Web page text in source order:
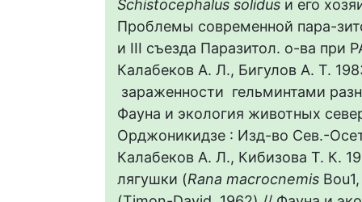
Schistocephalus solidus и его
Проблемы современной пара-
и III съезда Паразитол. о-ва при
Калабеков А. Л., Бигулов А. Т.
зараженности гельминтами
Фауна и экология животных
Орджоникидзе : Изд-во Сев.-
Калабеков А. Л., Кибизова Т. К.
лягушки (Rаnа mасrоcnemis